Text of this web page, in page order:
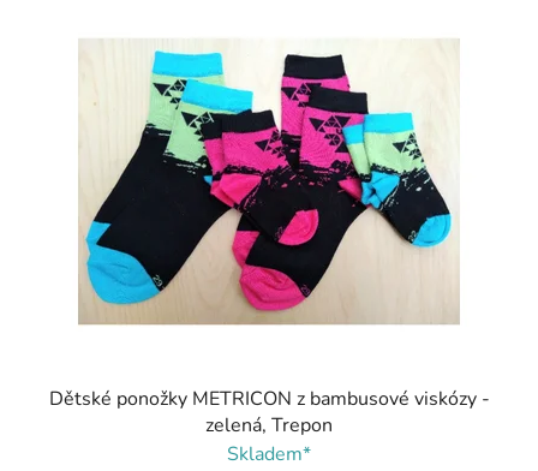
Dětské ponožky METRICON z bambusové viskózy -
zelená, Trepon
Skladem*